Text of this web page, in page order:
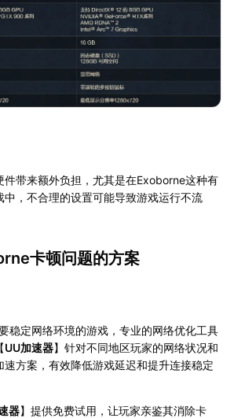
件带来额外负担，尤其是在Exoborne这种有
中，不合理的设置可能导致游戏运行不流
卡顿问题的方案
稳定网络环境的游戏，专业的网络优化工具
UU加速器】针对不同地区玩家的网络状况和
方案，有效降低游戏延迟和提升连接稳定
器】提供免费试用，让玩家亲鉴其消除卡